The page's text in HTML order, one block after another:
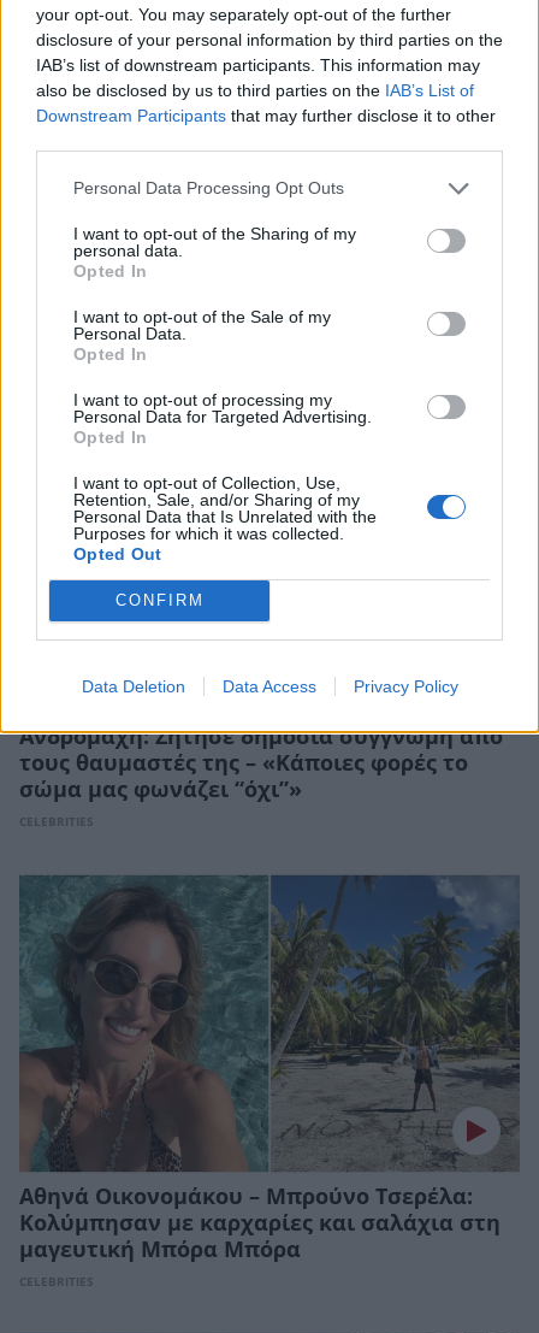
your opt-out. You may separately opt-out of the further
disclosure of your personal information by third parties on the
IAB’s list of downstream participants. This information may
also be disclosed by us to third parties on the IAB’s List of
Downstream Participants that may further disclose it to other
Personal Data Processing Opt Outs
I want to opt-out of the Sharing of my
personal data.
Opted In
I want to opt-out of the Sale of my
Personal Data.
Opted In
I want to opt-out of processing my
Personal Data for Targeted Advertising.
Opted In
I want to opt-out of Collection, Use,
Retention, Sale, and/or Sharing of my
Personal Data that Is Unrelated with the
Purposes for which it was collected.
Opted Out
CONFIRM
Data Deletion Data Access Privacy Policy
Μαρία Μενούνος: Αποχαιρέτησε την Ελλάδα
είναι πιο γεμάτη»
CELEBRITIES
Ανδρομάχη: Ζήτησε δημόσια συγγνώμη από
τους θαυμαστές της – «Κάποιες φορές το
σώμα μας φωνάζει “όχι”»
CELEBRITIES
Αθηνά Οικονομάκου – Μπρούνο Τσερέλα:
Κολύμπησαν με καρχαρίες και σαλάχια στη
μαγευτική Μπόρα Μπόρα
CELEBRITIES